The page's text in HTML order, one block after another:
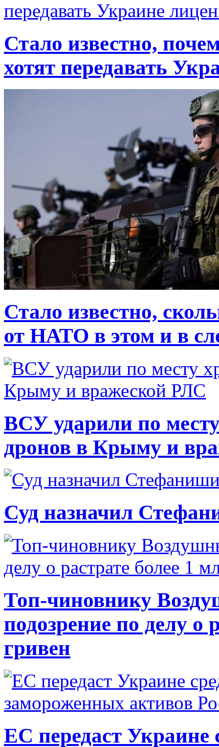
Стало известно,
хотят передавать
Стало известно,
от НАТО в этом и в
ВСУ ударили по
дронов в Крыму и
Суд назначил
Топ-чиновнику
подозрение по делу о
гривен
ЕС передаст Украине